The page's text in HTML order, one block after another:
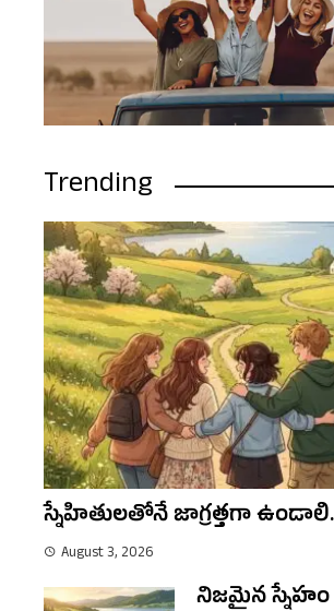
Trending
స్నేహితులతోనే జాగ్రత్తగా ఉండాలి.
August 3, 2026
నిజమైన స్నేహం